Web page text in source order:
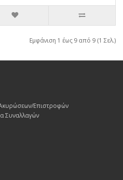
Εμφάνιση 1 έως 9 από 9 (1 Σελ.)
Επιστροφών
Συναλλαγών